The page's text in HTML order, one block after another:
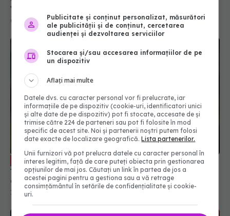
Vizează tulpina JN.1
09 oct 2024, 18:07
EXCLUSIV Tratamentul oral anti-COVID, ce
trebuie să știi. Prof. dr. Aysel Florescu: Este
demonstrat ca eficiență virală. A redus foarte
mult riscul de spitalizare
15 sep 2024, 22:33
Publicitate și conținut personalizat, măsurători
ale publicității și de conținut, cercetarea
audienței și dezvoltarea serviciilor
Stocarea și/sau accesarea informațiilor de pe
un dispozitiv
Aflați mai multe
Datele dvs. cu caracter personal vor fi prelucrate, iar
informațiile de pe dispozitiv (cookie-uri, identificatori unici
și alte date de pe dispozitiv) pot fi stocate, accesate de și
trimise către 224 de parteneri sau pot fi folosite în mod
specific de acest site. Noi și partenerii noștri putem folosi
date exacte de localizare geografică.Lista partenerilor.
Unii furnizori vă pot prelucra datele cu caracter personal în
interes legitim, față de care puteți obiecta prin gestionarea
opțiunilor de mai jos. Căutați un link în partea de jos a
acestei pagini pentru a gestiona sau a vă retrage
consimțământul în setările de confidențialitate și cookie-
uri.